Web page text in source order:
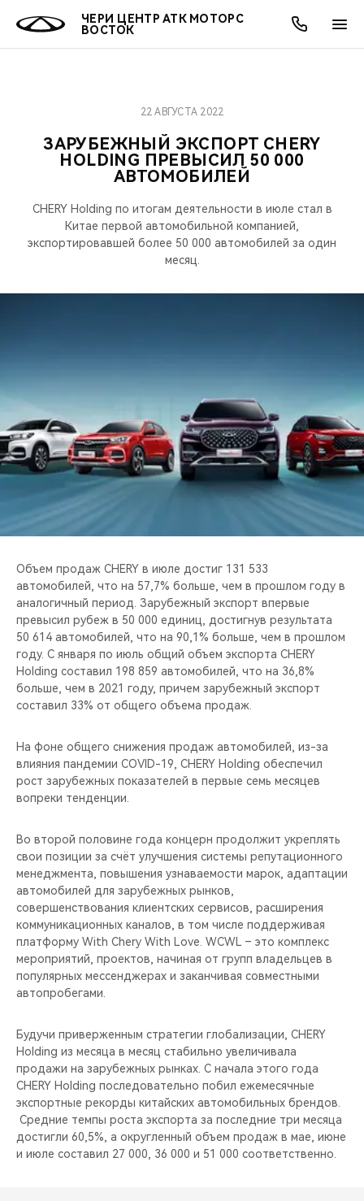
ЧЕРИ ЦЕНТР АТК МОТОРС
ВОСТОК
МОДЕЛИ
ВСЕ МОДЕЛИ
КРОССОВЕРЫ
ПОКУПАТЕЛЯМ
ВЫБОР И ПОКУПКА
ВЛАДЕЛЬЦАМ
ПОДДЕРЖКА
МИР CHERY
АКСЕССУАРЫ
CHERY В СОЦСЕТЯХ
CHERY И СПОРТ
НАШИ МЕРОПРИЯТИЯ
ВИДЕООБЗОРЫ
АКЦИИ
ВЫГОДЫ И АКЦИИ
ОНЛАЙН СЕРВИСЫ
ВЫБОР И ПОКУПКА
О КОМПАНИИ
ЗАРУБЕЖНЫЙ ЭКСПОРТ CHERY
HOLDING ПРЕВЫСИЛ 50 000
АВТОМОБИЛЕЙ
22 АВГУСТА 2022
CHERY Holding по итогам деятельности в июле стал в
Китае первой автомобильной компанией,
экспортировавшей более 50 000 автомобилей за один
месяц.
Объем продаж CHERY в июле достиг 131 533
автомобилей, что на 57,7% больше, чем в прошлом году в
аналогичный период. Зарубежный экспорт впервые
превысил рубеж в 50 000 единиц, достигнув результата
50 614 автомобилей, что на 90,1% больше, чем в прошлом
году. С января по июль общий объем экспорта CHERY
Holding составил 198 859 автомобилей, что на 36,8%
больше, чем в 2021 году, причем зарубежный экспорт
составил 33% от общего объема продаж.
На фоне общего снижения продаж автомобилей, из-за
влияния пандемии COVID-19, CHERY Holding обеспечил
рост зарубежных показателей в первые семь месяцев
вопреки тенденции.
Во второй половине года концерн продолжит укреплять
свои позиции за счёт улучшения системы репутационного
менеджмента, повышения узнаваемости марок, адаптации
автомобилей для зарубежных рынков,
совершенствования клиентских сервисов, расширения
коммуникационных каналов, в том числе поддерживая
платформу With Chery With Love. WCWL – это комплекс
мероприятий, проектов, начиная от групп владельцев в
популярных мессенджерах и заканчивая совместными
автопробегами.
Будучи приверженным стратегии глобализации, CHERY
Holding из месяца в месяц стабильно увеличивала
продажи на зарубежных рынках. С начала этого года
CHERY Holding последовательно побил ежемесячные
экспортные рекорды китайских автомобильных брендов.
Средние темпы роста экспорта за последние три месяца
достигли 60,5%, а округленный объем продаж в мае, июне
и июле составил 27 000, 36 000 и 51 000 соответственно.